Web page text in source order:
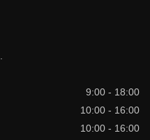
9:00 - 18:00
10:00 - 16:00
10:00 - 16:00